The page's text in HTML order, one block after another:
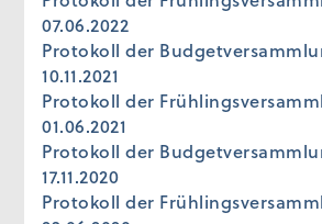
07.06.2022
Protokoll der
10.11.2021
Protokoll der
01.06.2021
Protokoll der
17.11.2020
Protokoll der